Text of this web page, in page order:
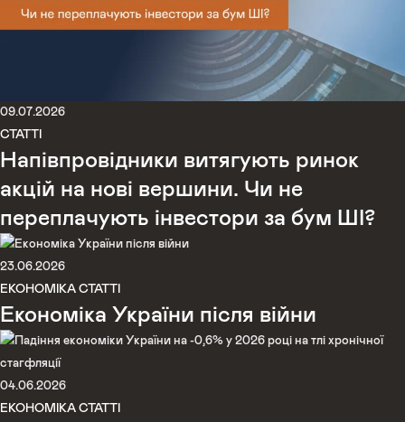
09.07.2026
СТАТТІ
Напівпровідники витягують ринок
акцій на нові вершини. Чи не
переплачують інвестори за бум ШІ?
23.06.2026
ЕКОНОМІКА СТАТТІ
Економіка України після війни
04.06.2026
ЕКОНОМІКА СТАТТІ